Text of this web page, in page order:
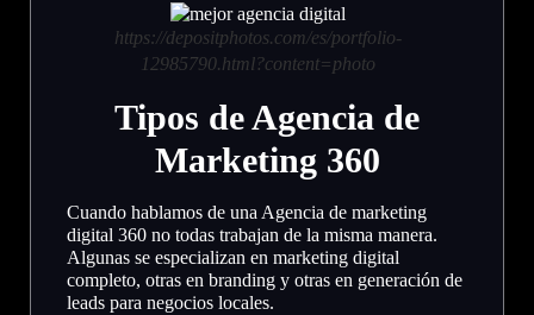
https://depositphotos.com/es/portfolio-
12985790.html?content=photo
Tipos de Agencia de
Marketing 360
Cuando hablamos de una Agencia de marketing
digital 360 no todas trabajan de la misma manera.
Algunas se especializan en marketing digital
completo, otras en branding y otras en generación de
leads para negocios locales.